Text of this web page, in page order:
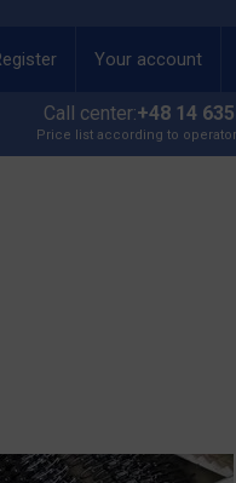
Your account
Call center:+48 14
Price list according to